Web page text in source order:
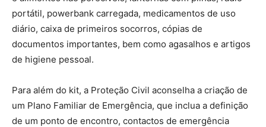
portátil, powerbank carregada, medicamentos de uso
diário, caixa de primeiros socorros, cópias de
documentos importantes, bem como agasalhos e artigos
de higiene pessoal.
Para além do kit, a Proteção Civil aconselha a criação de
um Plano Familiar de Emergência, que inclua a definição
de um ponto de encontro, contactos de emergência